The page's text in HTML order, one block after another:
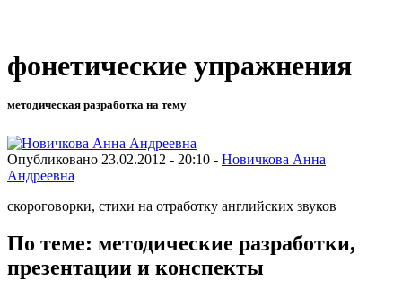
фонетические упражнения
методическая разработка на тему
Опубликовано 23.02.2012 - 20:10 - Новичкова Анна
Андреевна
скороговорки, стихи на отработку английских звуков
По теме: методические разработки,
презентации и конспекты